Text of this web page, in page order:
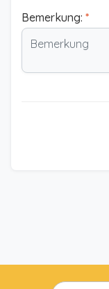
Bemerkung: *